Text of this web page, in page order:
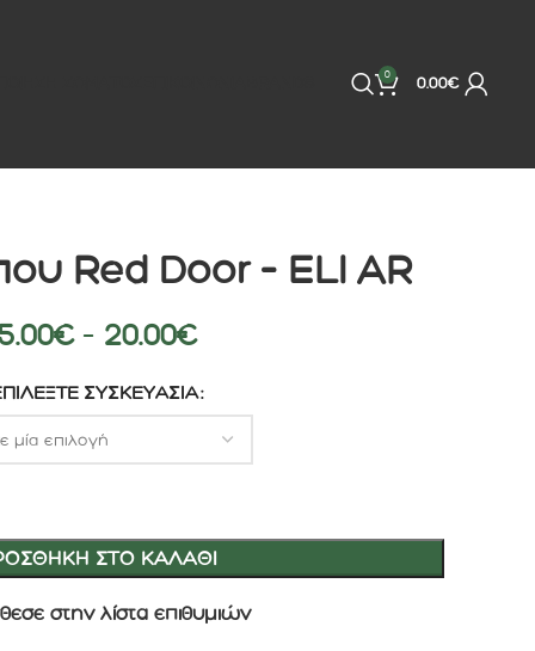
0 0.00€
Red Door – ELI AR
€ – 20.00€
ΣΥΣΚΕΥΑΣΊΑ
ΣΤΟ ΚΑΛΆΘΙ
στην λίστα επιθυμιών